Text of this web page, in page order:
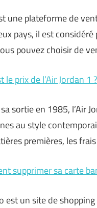
une plateforme de
pays, il est
pouvez choisir de
le prix de l’Air Jordan 1 ?
sortie en 1985, l’Air
au style
premières, les
supprimer sa carte
est un site de